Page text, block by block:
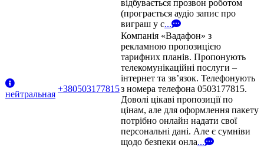
відбувається прозвон роботом
(програється аудіо запис про
виграш у с...
нейтральная
+380503177815
Компанія «Вадафон» з
рекламною пропозицією
тарифних планів. Пропонують
телекомунікаційні послуги –
інтернет та зв’язок. Телефонують
з номера телефона 0503177815.
Доволі цікаві пропозиції по
цінам, але для оформлення пакету
потрібно онлайн надати свої
персональні дані. Але є сумніви
щодо безпеки онла...